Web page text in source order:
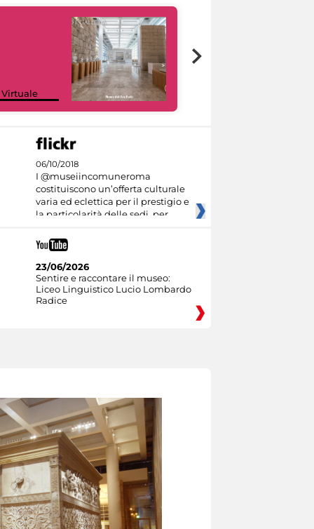
Virtuale
06/10/2018
I @museiincomuneroma
costituiscono un’offerta culturale
varia ed eclettica per il prestigio e
la particolarità delle sedi, per
23/06/2026
Sentire e raccontare il museo:
Liceo Linguistico Lucio Lombardo
Radice